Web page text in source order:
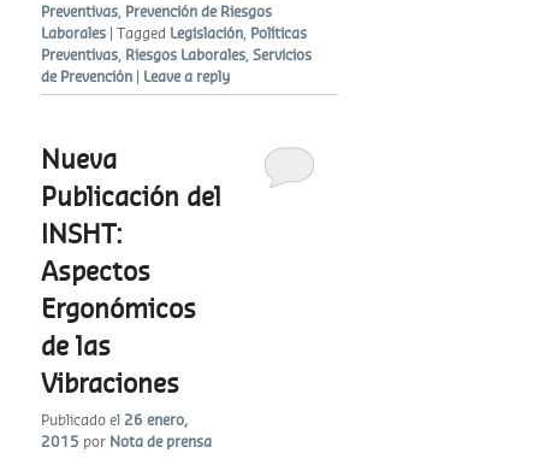
Preventivas Prevención de Riesgos
Laborales
|Tagged Legislación Políticas
Preventivas Riesgos Laborales ,Servicios
de Prevención
Leave a reply
Nueva
Publicación del
INSHT:
Aspectos
Ergonómicos
de las
Vibraciones
Publicado el 26 enero,
2015 por Nota de prensa